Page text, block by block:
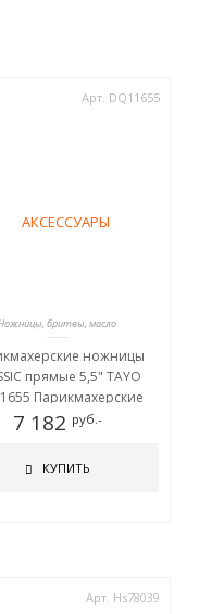
Арт. DQ11655
бритвы, масло
ножницы
прямые 5,5" TAYO
Парикмахерские
CLASSIC прямые 5,5"
ПРЯМЫЕ 5,5" TAYO
7 182 руб.-
КУПИТЬ
Арт. Hs78039